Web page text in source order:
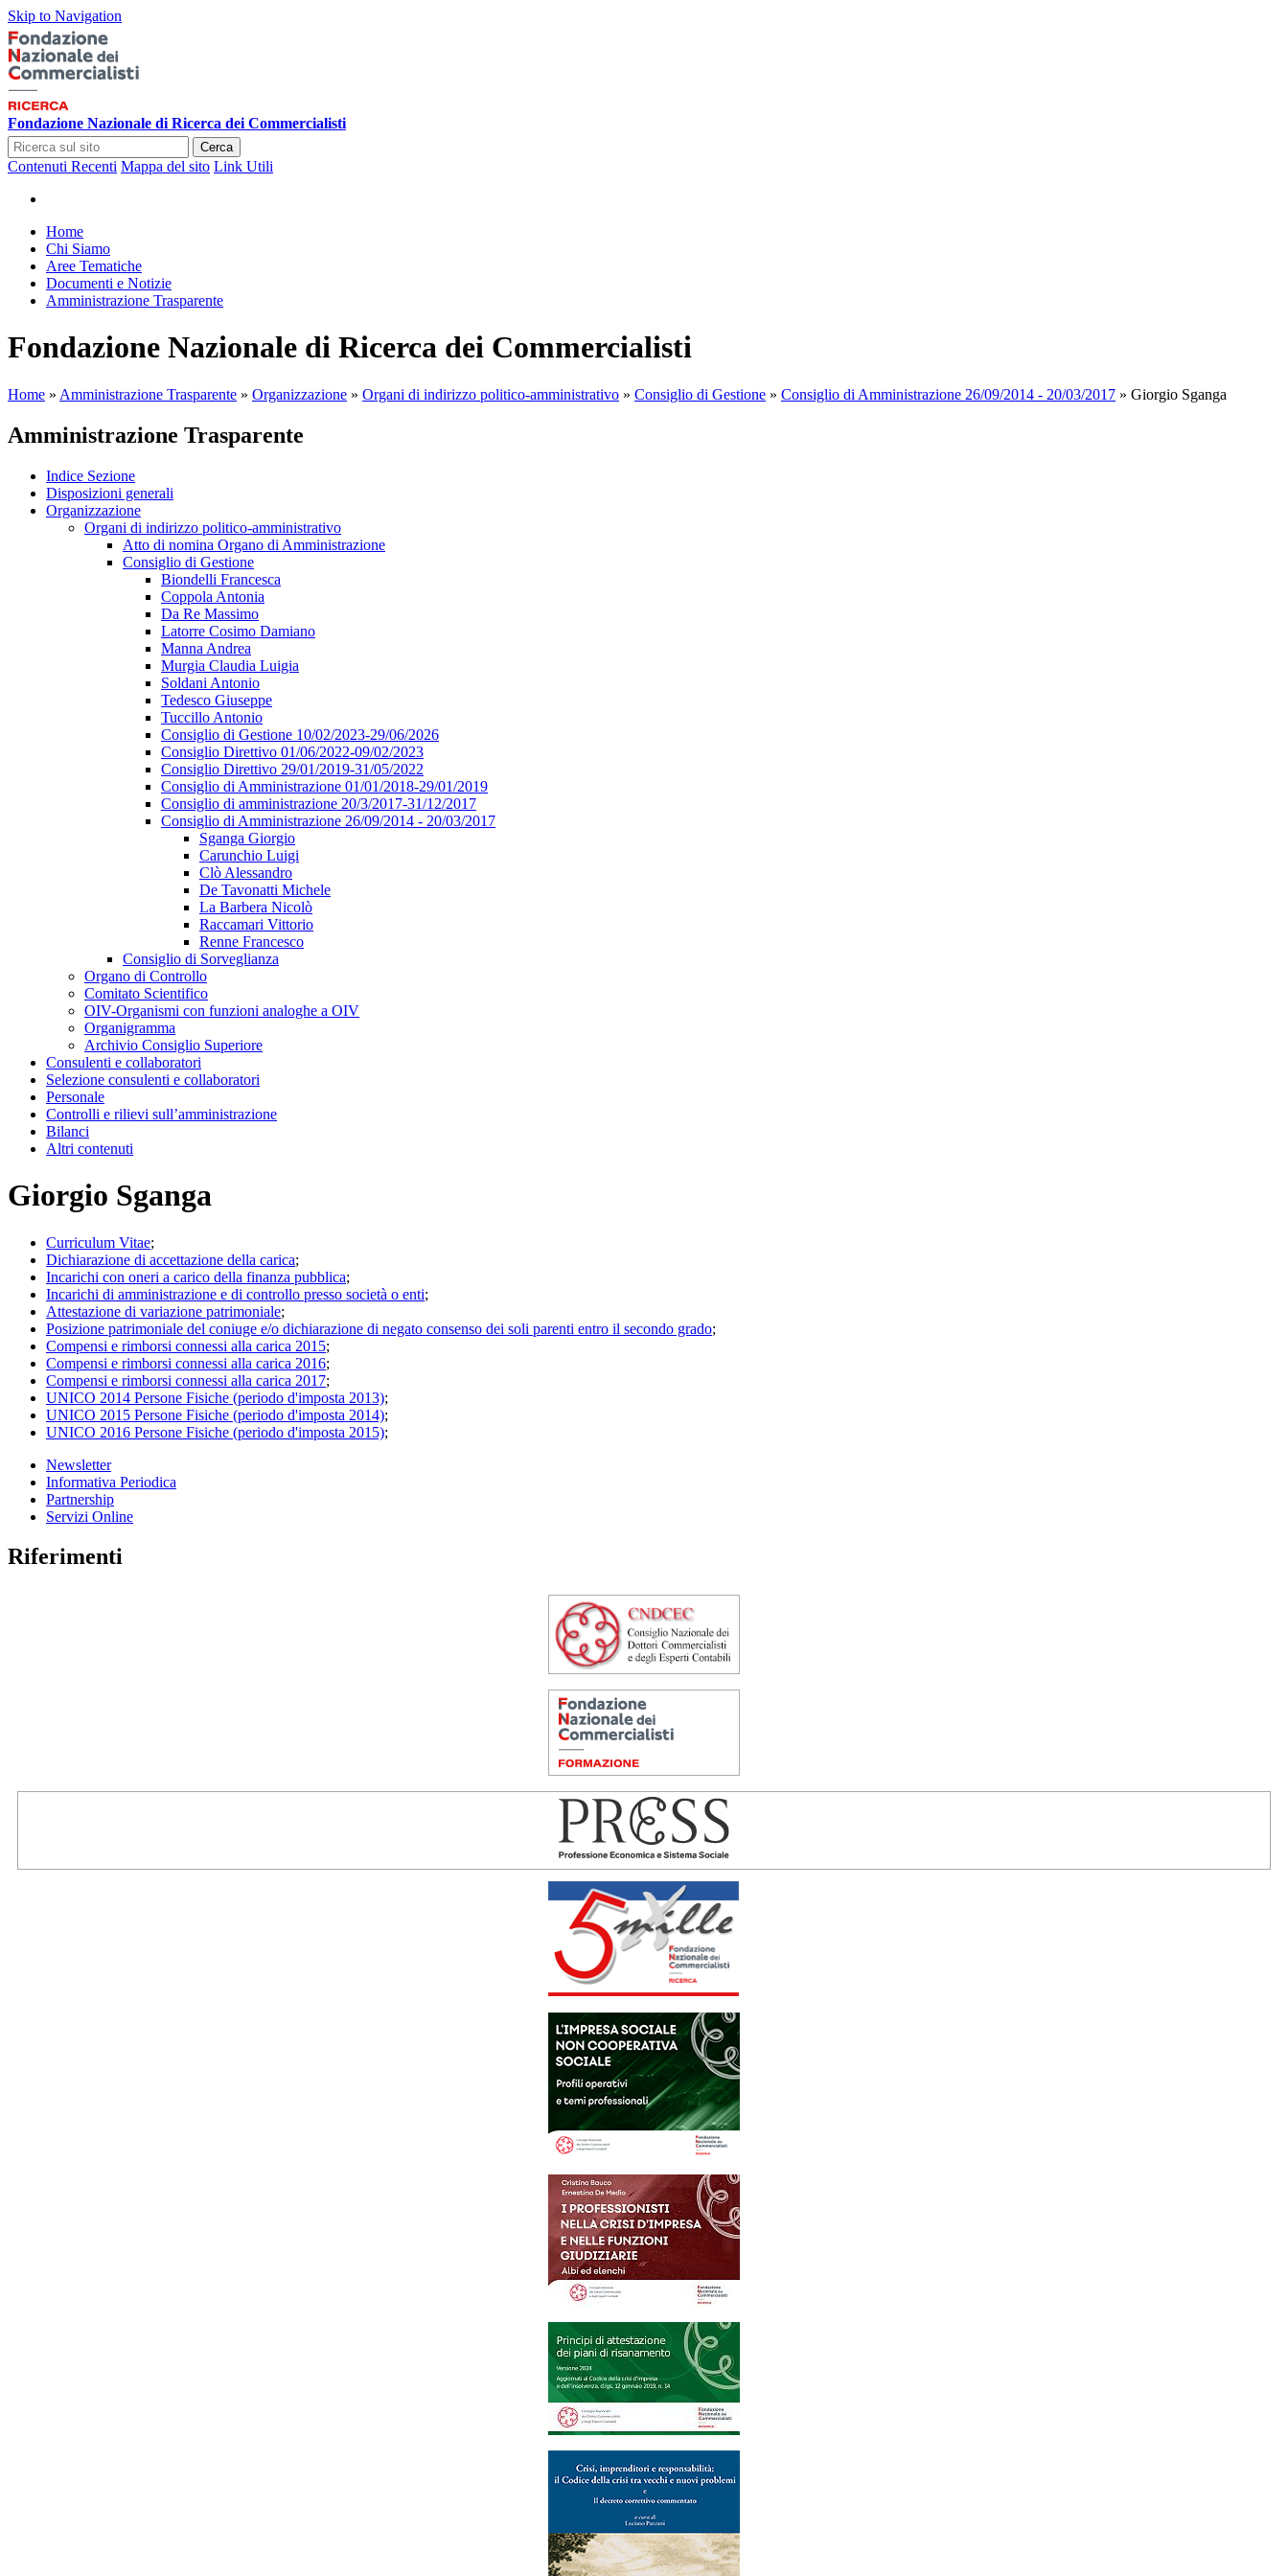
Skip to Navigation
Fondazione Nazionale di Ricerca dei Commercialisti
Cerca
Contenuti Recenti Mappa del sito Link Utili
Home
Chi Siamo
Aree Tematiche
Documenti e Notizie
Amministrazione Trasparente
Fondazione Nazionale di Ricerca dei Commercialisti
Home » Amministrazione Trasparente » Organizzazione » Organi di indirizzo politico-amministrativo » Consiglio di Gestione » Consiglio di Amministrazione 26/09/2014 - 20/03/2017 » Giorgio Sganga
Amministrazione Trasparente
Indice Sezione
Disposizioni generali
Organizzazione
Organi di indirizzo politico-amministrativo
Atto di nomina Organo di Amministrazione
Consiglio di Gestione
Biondelli Francesca
Coppola Antonia
Da Re Massimo
Latorre Cosimo Damiano
Manna Andrea
Murgia Claudia Luigia
Soldani Antonio
Tedesco Giuseppe
Tuccillo Antonio
Consiglio di Gestione 10/02/2023-29/06/2026
Consiglio Direttivo 01/06/2022-09/02/2023
Consiglio Direttivo 29/01/2019-31/05/2022
Consiglio di Amministrazione 01/01/2018-29/01/2019
Consiglio di amministrazione 20/3/2017-31/12/2017
Consiglio di Amministrazione 26/09/2014 - 20/03/2017
Sganga Giorgio
Carunchio Luigi
Clò Alessandro
De Tavonatti Michele
La Barbera Nicolò
Raccamari Vittorio
Renne Francesco
Consiglio di Sorveglianza
Organo di Controllo
Comitato Scientifico
OIV-Organismi con funzioni analoghe a OIV
Organigramma
Archivio Consiglio Superiore
Consulenti e collaboratori
Selezione consulenti e collaboratori
Personale
Controlli e rilievi sull’amministrazione
Bilanci
Altri contenuti
Giorgio Sganga
Curriculum Vitae;
Dichiarazione di accettazione della carica;
Incarichi con oneri a carico della finanza pubblica;
Incarichi di amministrazione e di controllo presso società o enti;
Attestazione di variazione patrimoniale;
Posizione patrimoniale del coniuge e/o dichiarazione di negato consenso dei soli parenti entro il secondo grado;
Compensi e rimborsi connessi alla carica 2015;
Compensi e rimborsi connessi alla carica 2016;
Compensi e rimborsi connessi alla carica 2017;
UNICO 2014 Persone Fisiche (periodo d'imposta 2013);
UNICO 2015 Persone Fisiche (periodo d'imposta 2014);
UNICO 2016 Persone Fisiche (periodo d'imposta 2015);
Newsletter
Informativa Periodica
Partnership
Servizi Online
Riferimenti